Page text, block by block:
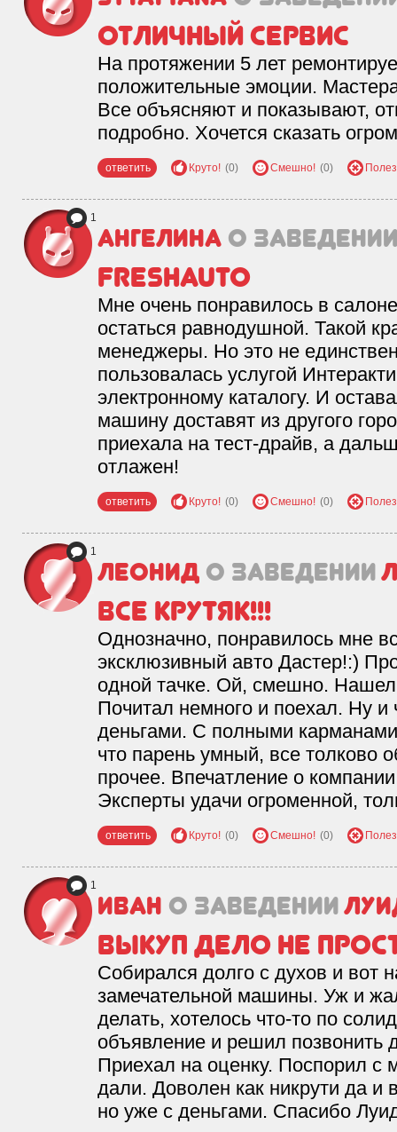
Отличный сервис
На протяжении 5 лет
положительные эмоции.
Все объясняют и показывают,
подробно. Хочется сказать
ответить Круто! (0) Смешно! (0)
1
Ангелина о
FreshAuto
Мне очень понравилось в
остаться равнодушной. Такой
менеджеры. Но это не
пользовалась услугой
электронному каталогу. И
машину доставят из другого
приехала на тест-драйв, а
отлажен!
ответить Круто! (0) Смешно! (0)
1
Леонид о заведении
Все крутяк!!!
Однозначно, понравилось мне
эксклюзивный авто Дастер!:)
одной тачке. Ой, смешно.
Почитал немного и поехал. Ну и
деньгами. С полными
что парень умный, все толково
прочее. Впечатление о
Эксперты удачи огроменной,
ответить Круто! (0) Смешно! (0)
1
Иван о заведении
Выкуп дело не
Собирался долго с духов и вот
замечательной машины. Уж и
делать, хотелось что-то по
объявление и решил позвонить
Приехал на оценку. Поспорил
дали. Доволен как никрути да
но уже с деньгами. Спасибо